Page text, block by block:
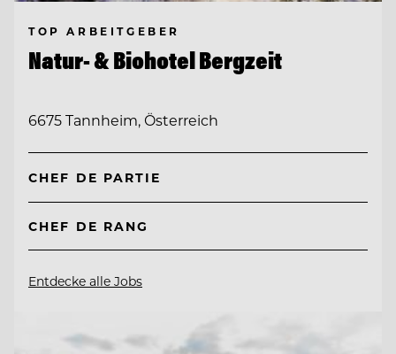
TOP ARBEITGEBER
Natur- & Biohotel Bergzeit
6675 Tannheim, Österreich
CHEF DE PARTIE
CHEF DE RANG
Entdecke alle Jobs